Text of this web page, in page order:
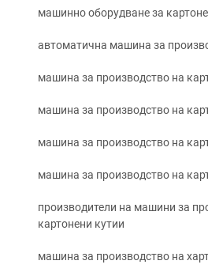
машинно оборудване за
автоматична машина за
машина за производство на
машина за производство на
машина за производство на
машина за производство на
производители на машини за
картонени кутии
машина за производство на